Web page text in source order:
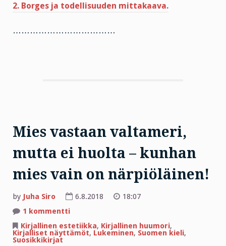
2. Borges ja todellisuuden mittakaava.
………………………………
Mies vastaan valtameri,
mutta ei huolta – kunhan
mies vain on närpiöläinen!
by Juha Siro 6.8.2018
18:07
1 kommenttiartikkeliin
vastaan
valtameri,
mutta
Kirjallinen estetiikka, Kirjallinen huumori,
Kirjalliset näyttämöt, Lukeminen, Suomen kieli,
Suosikkikirjat